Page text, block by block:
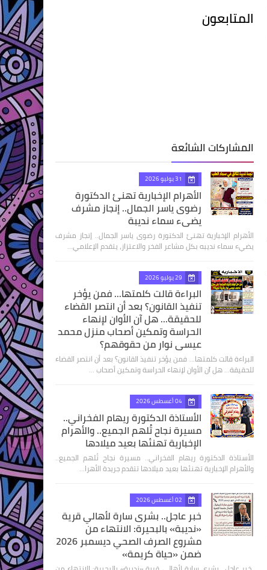
المتابعون
المشاركات الشائعة
31 يوليو 2026
الأهرام الإخبارية تهنئ الدكتورة
رضوى ياسر الجمال.. إنجاز مشرف
يضيء سماء نديبة
الأهرام الإخبارية تهنئ الدكتورة رضوى ياسر الجمال.. إنجاز مشرف
يضيء سماء نديبه بكل مشاعر الفخر والاعتزاز، يتقدم الإعلامي…
29 يوليو 2026
البراءة قالت كلمتها... فمن يؤخر
تنفيذ القانون؟ بعد أن انتصر القضاء
للحقيقة... هل آن الأوان لإنهاء
الحراسة وتمكين أصحاب منزل محمد
عيسى نوار من حقوقهم؟
البراءة قالت كلمتها... فمن يؤخر تنفيذ القانون؟ بعد أن انتصر القضاء
للحقيقة... هل آن الأوان لإنهاء الحراسة وتمكين أصحاب …
04 أغسطس 2026
الأستاذة الدكتورة ريهام الفخراني..
مسيرة نجاح تُلهم الجميع.. والأهرام
الإخبارية تهنئها بعيد ميلادها
الأستاذة الدكتورة ريهام الفخراني.. مسيرة نجاح تُلهم الجميع..
والأهرام الإخبارية تهنئها بعيد ميلادها تتقدم جريدة الأهرا…
02 أغسطس 2026
خبر عاجل.. بشرى سارة لأهالي قرية
«نديبة» بالبحيرة: الانتهاء من
مشروع الصرف الصحي ديسمبر 2026
ضمن «حياة كريمة»